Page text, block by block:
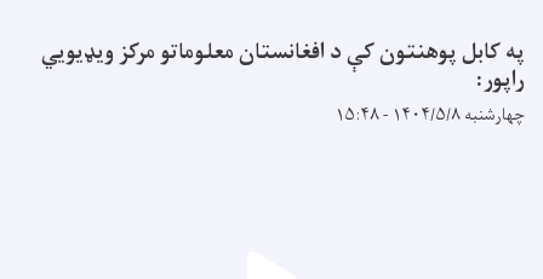
په کابل پوهنتون کې د افغانستان معلوماتو مرکز ویډیويي
راپور:
چهارشنبه ۱۴۰۴/۵/۸ - ۱۵:۴۸